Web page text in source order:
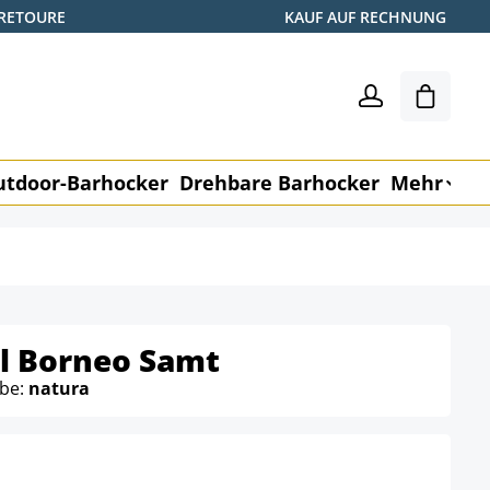
KAUF AUF RECHNUNG
Barhocker Drehbare Barhocker Mehr
Borneo Samt
natura